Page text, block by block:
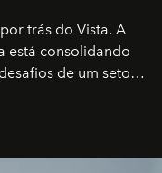
trás do Vista. A
está consolidando
de um setor
conceito de luxo